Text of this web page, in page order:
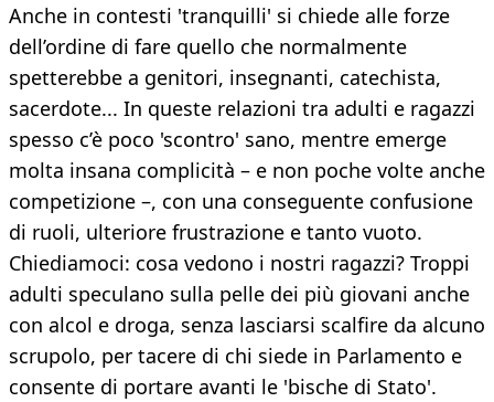
Anche in contesti 'tranquilli' si chiede alle forze
dell’ordine di fare quello che normalmente
spetterebbe a genitori, insegnanti, catechista,
sacerdote... In queste relazioni tra adulti e ragazzi
spesso c’è poco 'scontro' sano, mentre emerge
molta insana complicità – e non poche volte anche
competizione –, con una conseguente confusione
di ruoli, ulteriore frustrazione e tanto vuoto.
Chiediamoci: cosa vedono i nostri ragazzi? Troppi
adulti speculano sulla pelle dei più giovani anche
con alcol e droga, senza lasciarsi scalfire da alcuno
scrupolo, per tacere di chi siede in Parlamento e
consente di portare avanti le 'bische di Stato'.